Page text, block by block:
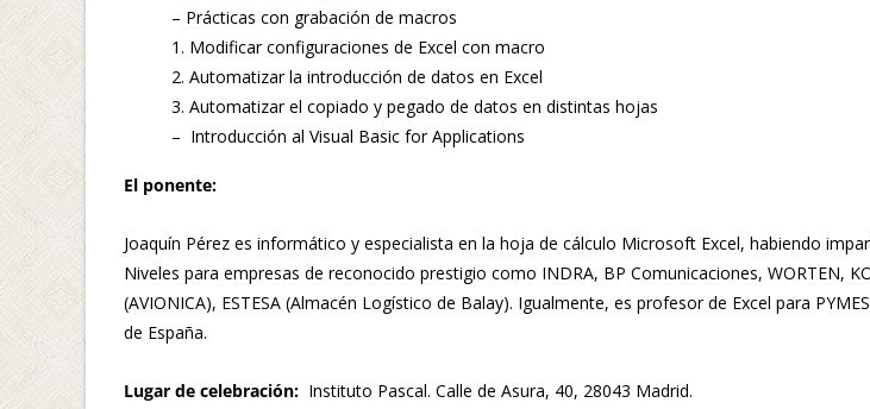
– Prácticas con grabación de macros
1. Modificar configuraciones de Excel con macro
2. Automatizar la introducción de datos en Excel
3. Automatizar el copiado y pegado de datos en distintas hojas
– Introducción al Visual Basic for Applications
El ponente:
Joaquín Pérez es informático y especialista en la hoja de cálculo Microsoft Excel, habiendo
Niveles para empresas de reconocido prestigio como INDRA, BP Comunicaciones, WORTEN,
(AVIONICA), ESTESA (Almacén Logístico de Balay). Igualmente, es profesor de Excel para
de España.
Lugar de celebración: Instituto Pascal. Calle de Asura, 40, 28043 Madrid.